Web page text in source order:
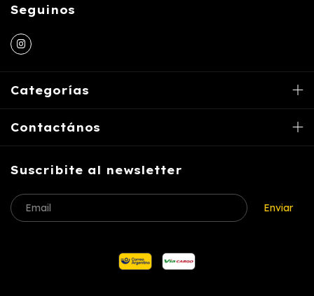
Seguinos
Categorías
Contactános
Suscribite al newsletter